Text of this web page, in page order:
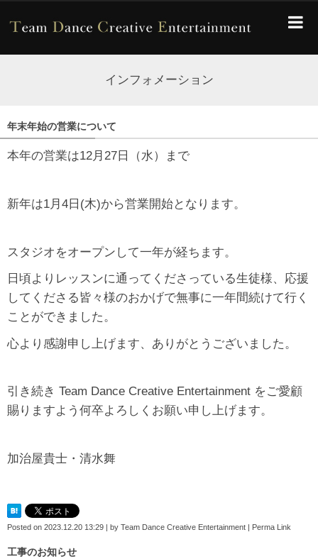
インフォメーション
年末年始の営業について
本年の営業は12月27日（水）まで
新年は1月4日(木)から営業開始となります。
スタジオをオープンして一年が経ちます。
日頃よりレッスンに通ってくださっている生徒様、応援
してくださる皆々様のおかげで無事に一年間続けて行く
ことができました。
心より感謝申し上げます、ありがとうございました。
引き続き Team Dance Creative Entertainment をご愛顧
賜りますよう何卒よろしくお願い申し上げます。
加治屋貴士・清水舞
Posted on 2023.12.20 13:29 | by Team Dance Creative Entertainment | Perma Link
工事のお知らせ